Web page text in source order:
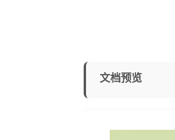
文档预览